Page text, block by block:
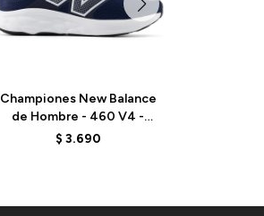
Championes New Balance
de Hombre - 460 V4 -
M460RN4 - NAVY
$ 3.690